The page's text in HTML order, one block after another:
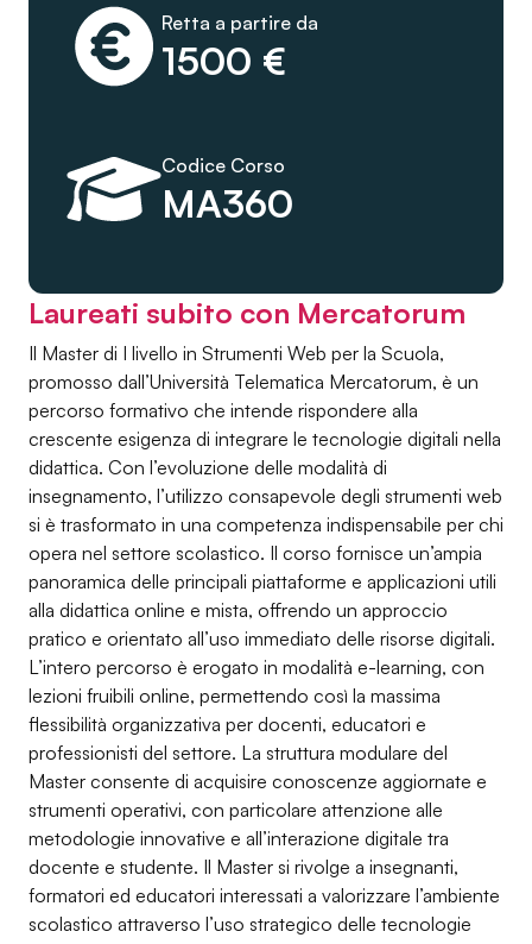
1500 €
Retta a partire da
MA360
Codice Corso
Laureati subito con Mercatorum
Il Master di I livello in Strumenti Web per la Scuola,
promosso dall’Università Telematica Mercatorum, è un
percorso formativo che intende rispondere alla
crescente esigenza di integrare le tecnologie digitali nella
didattica. Con l’evoluzione delle modalità di
insegnamento, l’utilizzo consapevole degli strumenti web
si è trasformato in una competenza indispensabile per chi
opera nel settore scolastico. Il corso fornisce un’ampia
panoramica delle principali piattaforme e applicazioni utili
alla didattica online e mista, offrendo un approccio
pratico e orientato all’uso immediato delle risorse digitali.
L’intero percorso è erogato in modalità e-learning, con
lezioni fruibili online, permettendo così la massima
flessibilità organizzativa per docenti, educatori e
professionisti del settore. La struttura modulare del
Master consente di acquisire conoscenze aggiornate e
strumenti operativi, con particolare attenzione alle
metodologie innovative e all’interazione digitale tra
docente e studente. Il Master si rivolge a insegnanti,
formatori ed educatori interessati a valorizzare l’ambiente
scolastico attraverso l’uso strategico delle tecnologie